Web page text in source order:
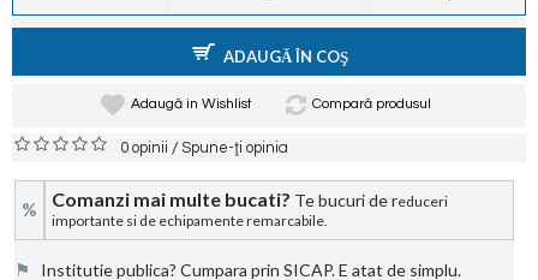
ADAUGĂ ÎN COŞ
Adaugă in Wishlist Compară produsul
0 opinii /Spune-ţi opinia
% Comanzi mai multe bucati? Te bucuri de reduceri
importante si de echipamente remarcabile.
⚑ Institutie publica? Cumpara prin SICAP. E atat de simplu.